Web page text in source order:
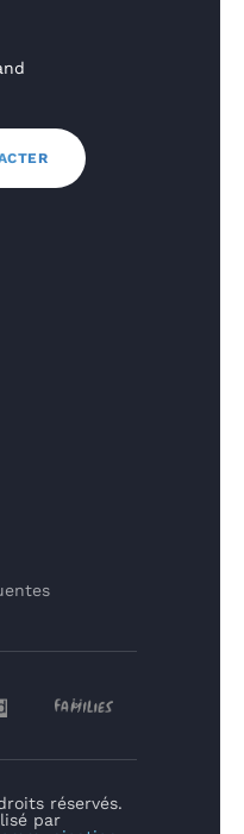
réservés.
par